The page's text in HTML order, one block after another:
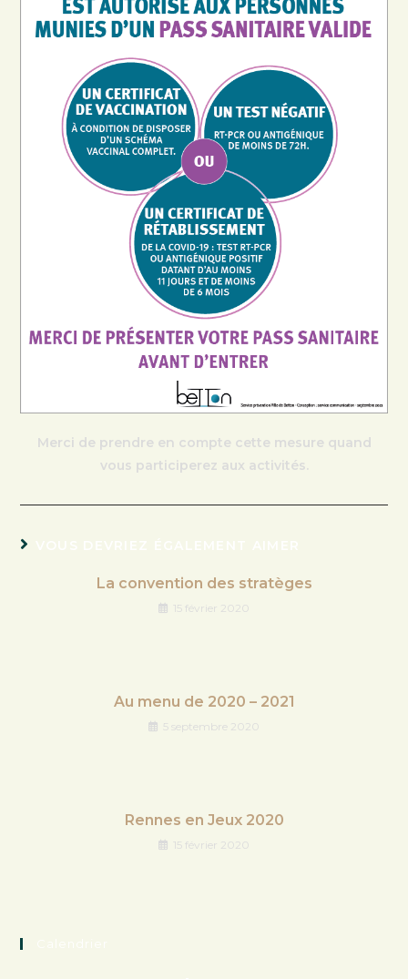
Merci de prendre en compte cette mesure quand
vous participerez aux activités.
La convention des stratèges
15 février 2020
Au menu de 2020 – 2021
5 septembre 2020
Rennes en Jeux 2020
15 février 2020